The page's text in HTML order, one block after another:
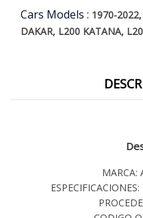
Cars Models : 1970-2022,
DAKAR, L200 KATANA,
MARCA: